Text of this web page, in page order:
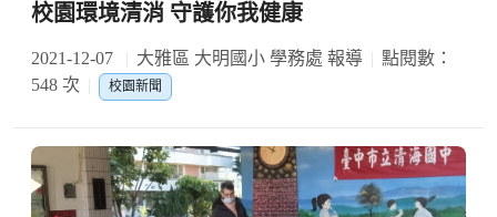
校園環境清消 守護你我健康
2021-12-07 大雅區 大明國小 學務處 報導
點閱數：
548 次
校園新聞